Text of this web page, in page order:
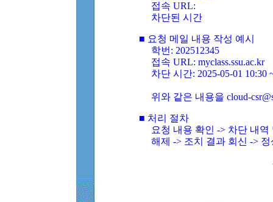
접속 URL:
차단된 시간
■ 요청 메일 내용 작성 예시
학번: 202512345
접속 URL: myclass.ssu.ac.kr
차단 시간: 2025-05-01 10:30
위와 같은 내용을 cloud-
■ 처리 절차
요청 내용 확인 -> 차단 내
해제 -> 조치 결과 회신 ->